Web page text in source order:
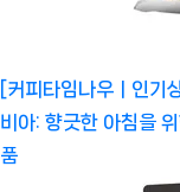
[커피타임나우ㅣ인기
비아: 향긋한 아침을
품